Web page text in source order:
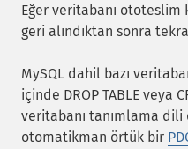
Eğer veritabanı
geri alındıktan sonra
MySQL dahil bazı
içinde DROP TABLE veya
veritabanı tanımlama dili
otomatikman örtük bir